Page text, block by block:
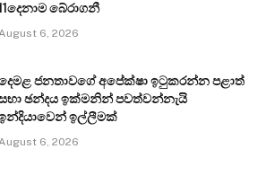
බේරාගනී
6, 2026
ජනතාවගේ අපේක්ෂා ඉටුකරන්න පළාත්
ඡන්දය ඉක්මනින් පවත්වන්නැයි
ඉල්ලීමක්
6, 2026